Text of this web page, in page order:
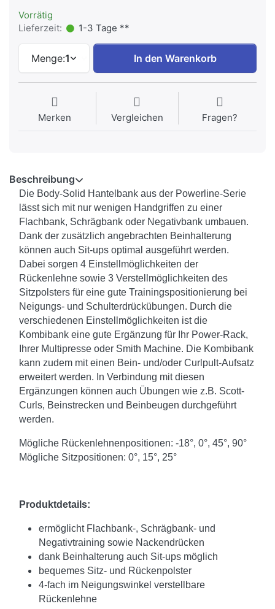
Vorrätig
Lieferzeit:
1-3 Tage **
Menge:1 In den Warenkorb
Merken Vergleichen Fragen?
Beschreibung
Die Body-Solid Hantelbank aus der Powerline-Serie
lässt sich mit nur wenigen Handgriffen zu einer
Flachbank, Schrägbank oder Negativbank umbauen.
Dank der zusätzlich angebrachten Beinhalterung
können auch Sit-ups optimal ausgeführt werden.
Dabei sorgen 4 Einstellmöglichkeiten der
Rückenlehne sowie 3 Verstellmöglichkeiten des
Sitzpolsters für eine gute Trainingspositionierung bei
Neigungs- und Schulterdrückübungen. Durch die
verschiedenen Einstellmöglichkeiten ist die
Kombibank eine gute Ergänzung für Ihr Power-Rack,
Ihrer Multipresse oder Smith Machine. Die Kombibank
kann zudem mit einen Bein- und/oder Curlpult-Aufsatz
erweitert werden. In Verbindung mit diesen
Ergänzungen können auch Übungen wie z.B. Scott-
Curls, Beinstrecken und Beinbeugen durchgeführt
werden.
Mögliche Rückenlehnenpositionen: -18°, 0°, 45°, 90°
Mögliche Sitzpositionen: 0°, 15°, 25°
Produktdetails:
ermöglicht Flachbank-, Schrägbank- und
Negativtraining sowie Nackendrücken
dank Beinhalterung auch Sit-ups möglich
bequemes Sitz- und Rückenpolster
4-fach im Neigungswinkel verstellbare
Rückenlehne